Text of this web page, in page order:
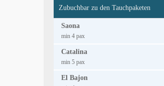
Zubuchbar zu den Tauchpaketen
Saona
min 4 pax
Catalina
min 5 pax
El Bajon